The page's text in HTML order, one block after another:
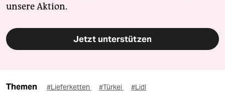
unsere Aktion.
Jetzt unterstützen
Themen #Lieferketten #Türkei #Lidl